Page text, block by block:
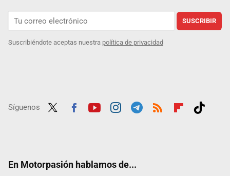
SUSCRIBIR
Suscribiéndote aceptas nuestra política de privacidad
Síguenos
En Motorpasión hablamos de...